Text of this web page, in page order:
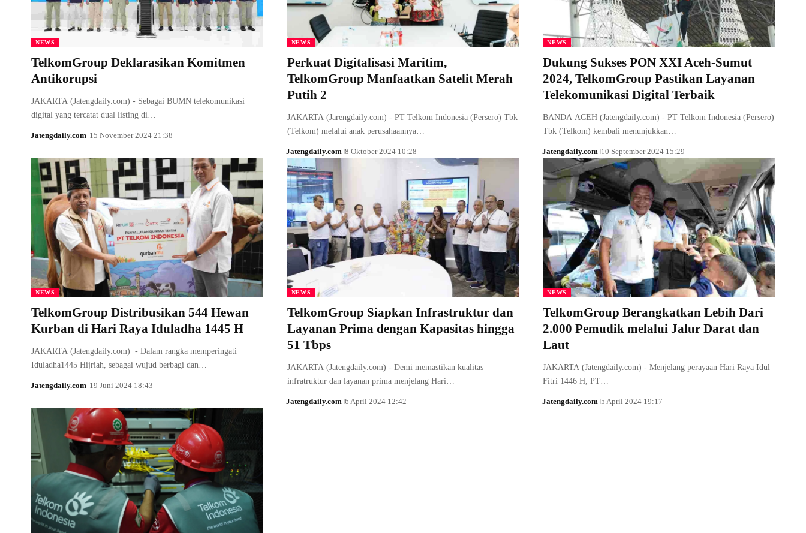
NEWS
TelkomGroup Deklarasikan Komitmen
Antikorupsi
JAKARTA (Jatengdaily.com) - Sebagai BUMN telekomunikasi
digital yang tercatat dual listing di…
Jatengdaily.com 15 November 2024 21:38
NEWS
Perkuat Digitalisasi Maritim,
TelkomGroup Manfaatkan Satelit Merah
Putih 2
JAKARTA (Jarengdaily.com) - PT Telkom Indonesia (Persero) Tbk
(Telkom) melalui anak perusahaannya…
Jatengdaily.com 8 Oktober 2024 10:28
NEWS
Dukung Sukses PON XXI Aceh-Sumut
2024, TelkomGroup Pastikan Layanan
Telekomunikasi Digital Terbaik
BANDA ACEH (Jatengdaily.com) - PT Telkom Indonesia (Persero)
Tbk (Telkom) kembali menunjukkan…
Jatengdaily.com 10 September 2024 15:29
NEWS
TelkomGroup Distribusikan 544 Hewan
Kurban di Hari Raya Iduladha 1445 H
JAKARTA (Jatengdaily.com) - Dalam rangka memperingati
Iduladha1445 Hijriah, sebagai wujud berbagi dan…
Jatengdaily.com 19 Juni 2024 18:43
NEWS
TelkomGroup Siapkan Infrastruktur dan
Layanan Prima dengan Kapasitas hingga
51 Tbps
JAKARTA (Jatengdaily.com) - Demi memastikan kualitas
infratruktur dan layanan prima menjelang Hari…
Jatengdaily.com 6 April 2024 12:42
NEWS
TelkomGroup Berangkatkan Lebih Dari
2.000 Pemudik melalui Jalur Darat dan
Laut
JAKARTA (Jatengdaily.com) - Menjelang perayaan Hari Raya Idul
Fitri 1446 H, PT…
Jatengdaily.com 5 April 2024 19:17